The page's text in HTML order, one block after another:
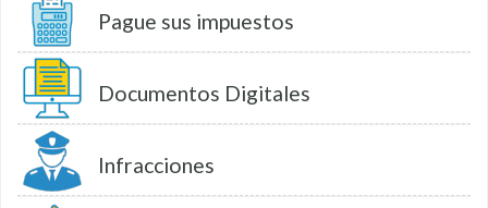
Pague sus impuestos
Documentos Digitales
Infracciones